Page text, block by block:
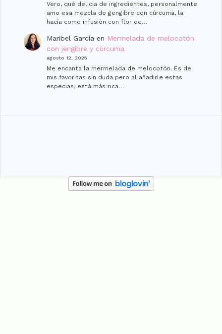
Vero, qué delicia de ingredientes, personalmente
amo esa mezcla de gengibre con cúrcuma, la
hacía como infusión con flor de…
Maribel Garcíaen Mermelada de melocotón
con jengibre y cúrcuma
agosto 12, 2025
Me encanta la mermelada de melocotón. Es de
mis favoritas sin duda pero al añadirle estas
especias, está más rica…